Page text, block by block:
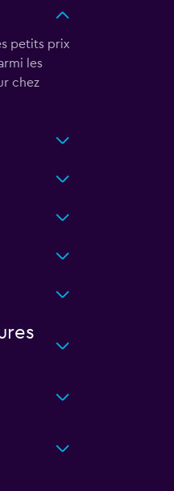
petits prix
les
chez